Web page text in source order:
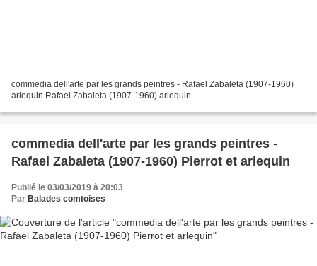
commedia dell'arte par les grands peintres - Rafael Zabaleta (1907-1960)
arlequin Rafael Zabaleta (1907-1960) arlequin
commedia dell'arte par les grands peintres -
Rafael Zabaleta (1907-1960) Pierrot et arlequin
Publié le 03/03/2019 à 20:03
Par Balades comtoises